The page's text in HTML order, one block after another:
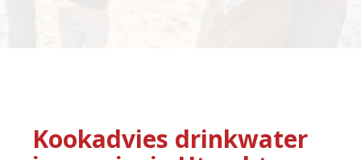
Kookadvies drinkwater